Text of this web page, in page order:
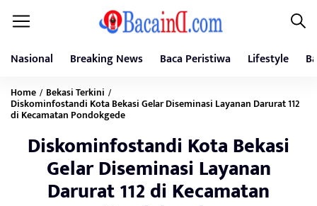
Nasional Breaking News Baca Peristiwa Lifestyle
Home / Bekasi Terkini /
Diskominfostandi Kota Bekasi Gelar Diseminasi Layanan Darurat 112
di Kecamatan Pondokgede
Diskominfostandi Kota Bekasi
Gelar Diseminasi Layanan
Darurat 112 di Kecamatan